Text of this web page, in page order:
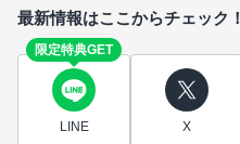
最新情報はここからチェック！
限定特典GET
LINE X